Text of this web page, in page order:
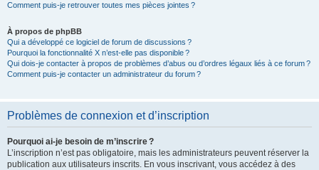
Comment puis-je retrouver toutes mes pièces jointes ?
À propos de phpBB
Qui a développé ce logiciel de forum de discussions ?
Pourquoi la fonctionnalité X n’est-elle pas disponible ?
Qui dois-je contacter à propos de problèmes d’abus ou d’ordres légaux liés à ce forum ?
Comment puis-je contacter un administrateur du forum ?
Problèmes de connexion et d’inscription
Pourquoi ai-je besoin de m’inscrire ?
L’inscription n’est pas obligatoire, mais les administrateurs peuvent réserver la
publication aux utilisateurs inscrits. En vous inscrivant, vous accédez à des